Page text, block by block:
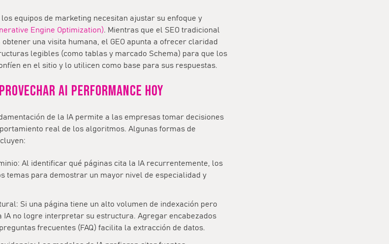
equipos de marketing necesitan ajustar su enfoque y
Engine Optimization). Mientras que el SEO tradicional
una visita humana, el GEO apunta a ofrecer claridad
legibles (como tablas y marcado Schema) para que los
en el sitio y lo utilicen como base para sus respuestas.
AI Performance hoy
de la IA permite a las empresas tomar decisiones
real de los algoritmos. Algunas formas de
Al identificar qué páginas cita la IA recurrentemente, los
temas para demostrar un mayor nivel de especialidad y
Si una página tiene un alto volumen de indexación pero
IA no logre interpretar su estructura. Agregar encabezados
frecuentes (FAQ) facilita la extracción de datos.